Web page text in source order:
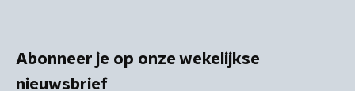
Abonneer je op onze wekelijkse
nieuwsbrief